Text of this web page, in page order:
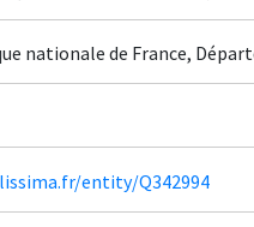
nationale de France,
entity/Q342994